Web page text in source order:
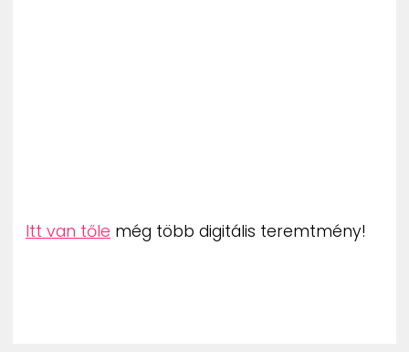
Itt van tőle még több digitális teremtmény!